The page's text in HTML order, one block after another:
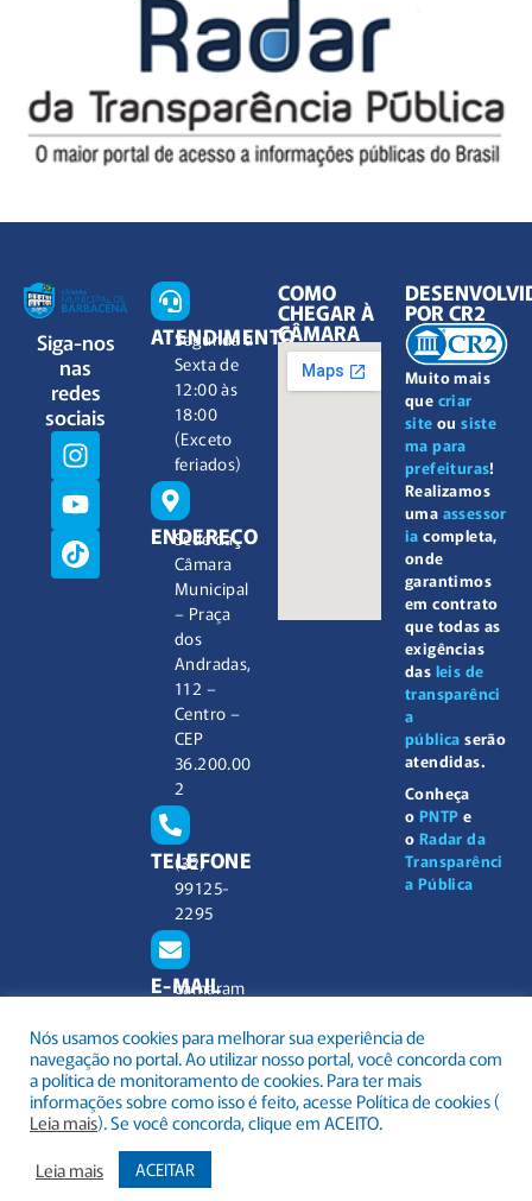
Siga-nos
nas
redes
sociais
ATENDIMENTO
Segunda à
Sexta de
12:00 às
18:00
(Exceto
feriados)
ENDEREÇO
Sede da
Câmara
Municipal
– Praça
dos
Andradas,
112 –
Centro –
CEP
36.200.00
2
TELEFONE
(32)
99125-
2295
E-MAIL
camaram
barbacen
a.mg.gov.
br
COMO
CHEGAR À
CÂMARA
Muito mais
que criar
site ousiste
ma para
prefeituras!
Realizamos
uma assessor
ia completa,
onde
garantimos
em contrato
que todas as
exigências
das leis de
transparênci
a
pública serão
atendidas.
Conheça
o PNTP e
o Radar da
Transparênci
a Pública
POR CR2
Todos os direitos reservados a Câmara Municipal Barbacena
Nós usamos cookies para melhorar sua experiência de
navegação no portal. Ao utilizar nosso portal, você concorda com
a política de monitoramento de cookies. Para ter mais
informações sobre como isso é feito, acesse Política de cookies (
Leia mais). Se você concorda, clique em ACEITO.
Leia mais
ACEITAR